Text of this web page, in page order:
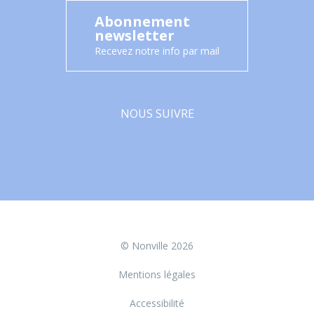
Abonnement
newsletter
Recevez notre info par mail
NOUS SUIVRE
© Nonville 2026
Mentions légales
Accessibilité